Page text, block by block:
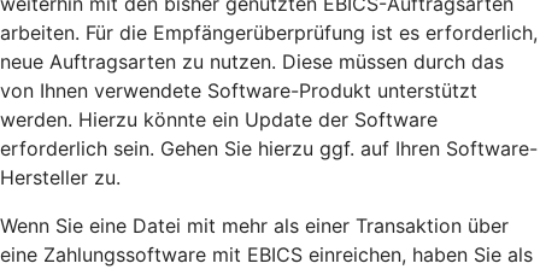
arbeiten. Für die Empfängerüberprüfung ist es erforderlich,
neue Auftragsarten zu nutzen. Diese müssen durch das
von Ihnen verwendete Software-Produkt unterstützt
werden. Hierzu könnte ein Update der Software
erforderlich sein. Gehen Sie hierzu ggf. auf Ihren Software-
Hersteller zu.
Wenn Sie eine Datei mit mehr als einer Transaktion über
eine Zahlungssoftware mit EBICS einreichen, haben Sie als